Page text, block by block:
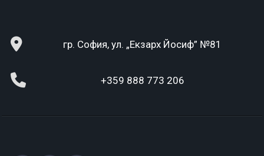
гр. София, ул. „Екзарх Йосиф” №81
+359 888 773 206